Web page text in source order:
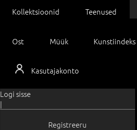
Kollektsioonid Teenused
Ost Müük Kunstiindeks
Kasutajakonto
Logi sisse
|
Registreeru